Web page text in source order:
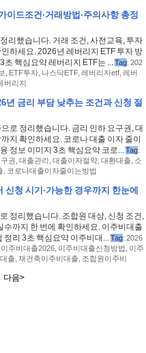
이드조건·거래방법·주의사항 총정
리했습니다. 거래 조건, 사전교육, 투자
하세요. 2026년 레버리지 ETF 투자 방
초 핵심요약 레버리지 ETF는 ...Tag: 202
ETF투자, 나스닥ETF, 레버리지etf, 레버
버리지
년 금리 부담 낮추는 조건과 신청 절
로 정리했습니다. 금리 인하 요구권, 대
지 확인하세요. 코로나 대출 이자 줄이
정보 이미지 3초 핵심요약 코로...Tag:
권 대출관리 대출이자절약, 대환대출 소
코로나대출이자줄이는방법
청 시기·가능한 경우까지 한눈에
정리했습니다. 조합원 대상, 신청 조건,
수까지 한 번에 확인하세요. 이주비대출
정리 3초 핵심요약 이주비대...Tag: 2026
이주비대출2026, 이주비대출신청방법 이주
출 재건축이주비대출 조합원이주비
다음>